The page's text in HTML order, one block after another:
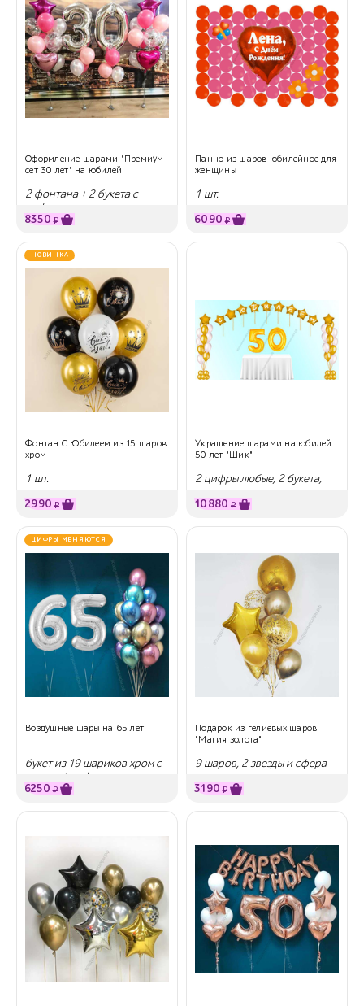
Оформление шарами "Премиум
сет 30 лет" на юбилей
2 фонтана + 2 букета с
цифрами
8350 ₽
Панно из шаров юбилейное для
женщины
1 шт.
6090 ₽
НОВИНКА
Фонтан С Юбилеем из 15 шаров
хром
1 шт.
2990 ₽
Украшение шарами на юбилей
50 лет "Шик"
2 цифры любые, 2 букета,
10880 ₽
ЦИФРЫ МЕНЯЮТСЯ
Воздушные шары на 65 лет
букет из 19 шариков хром с
гелием + цифры
6250 ₽
Подарок из гелиевых шаров
"Магия золота"
9 шаров, 2 звезды и сфера
3190 ₽